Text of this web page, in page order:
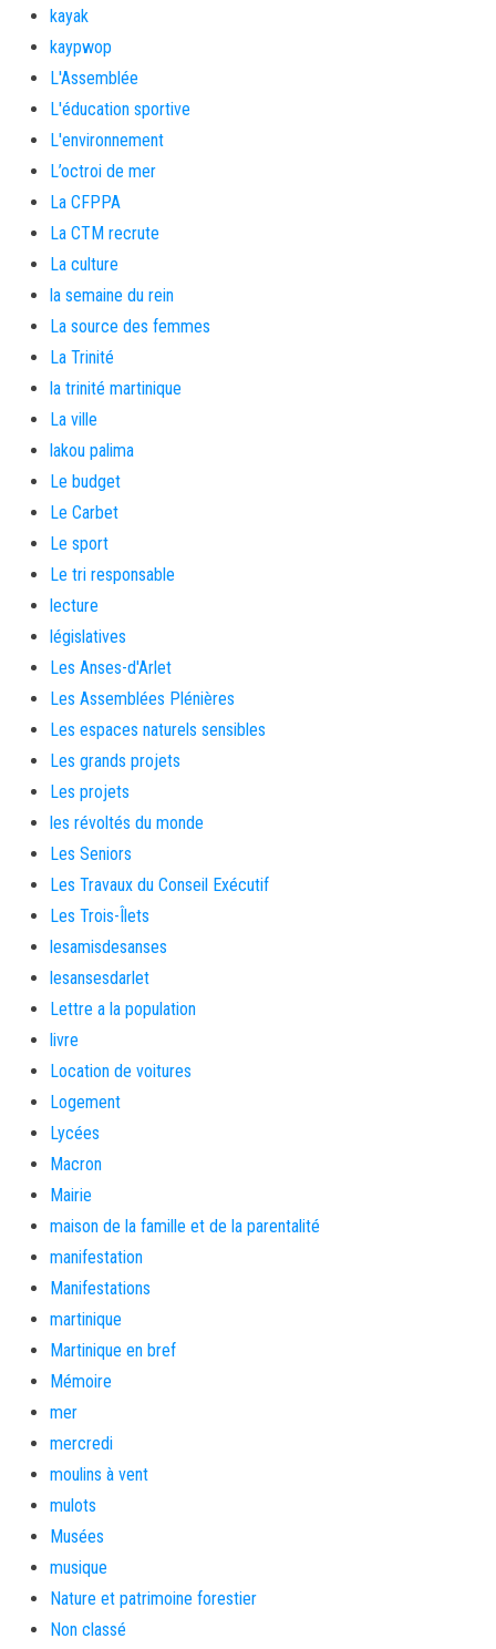
kayak
kaypwop
L'Assemblée
L'éducation sportive
L'environnement
L’octroi de mer
La CFPPA
La CTM recrute
La culture
la semaine du rein
La source des femmes
La Trinité
la trinité martinique
La ville
lakou palima
Le budget
Le Carbet
Le sport
Le tri responsable
lecture
législatives
Les Anses-d'Arlet
Les Assemblées Plénières
Les espaces naturels sensibles
Les grands projets
Les projets
les révoltés du monde
Les Seniors
Les Travaux du Conseil Exécutif
Les Trois-Îlets
lesamisdesanses
lesansesdarlet
Lettre a la population
livre
Location de voitures
Logement
Lycées
Macron
Mairie
maison de la famille et de la parentalité
manifestation
Manifestations
martinique
Martinique en bref
Mémoire
mer
mercredi
moulins à vent
mulots
Musées
musique
Nature et patrimoine forestier
Non classé